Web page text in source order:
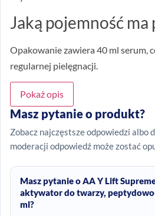
Jaką pojemność
Opakowanie zawiera 40 ml serum,
regularnej pielęgnacji.
Pokaż opis
Masz pytanie o produkt?
Zobacz najczęstsze odpowiedzi albo
moderacji odpowiedź może zostać
Masz pytanie o AA Y Lift
aktywator do twarzy,
ml?